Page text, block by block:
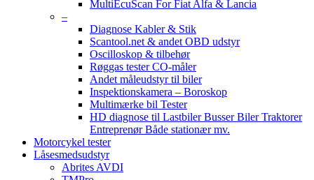
MultiEcuScan For Fiat Alfa & Lancia
–
Diagnose Kabler & Stik
Scantool.net & andet OBD udstyr
Oscilloskop & tilbehør
Røggas tester CO-måler
Andet måleudstyr til biler
Inspektionskamera – Boroskop
Multimærke bil Tester
HD diagnose til Lastbiler Busser Biler Traktorer
Entreprenør Både stationær mv.
Motorcykel tester
Låsesmedsudstyr
Abrites AVDI